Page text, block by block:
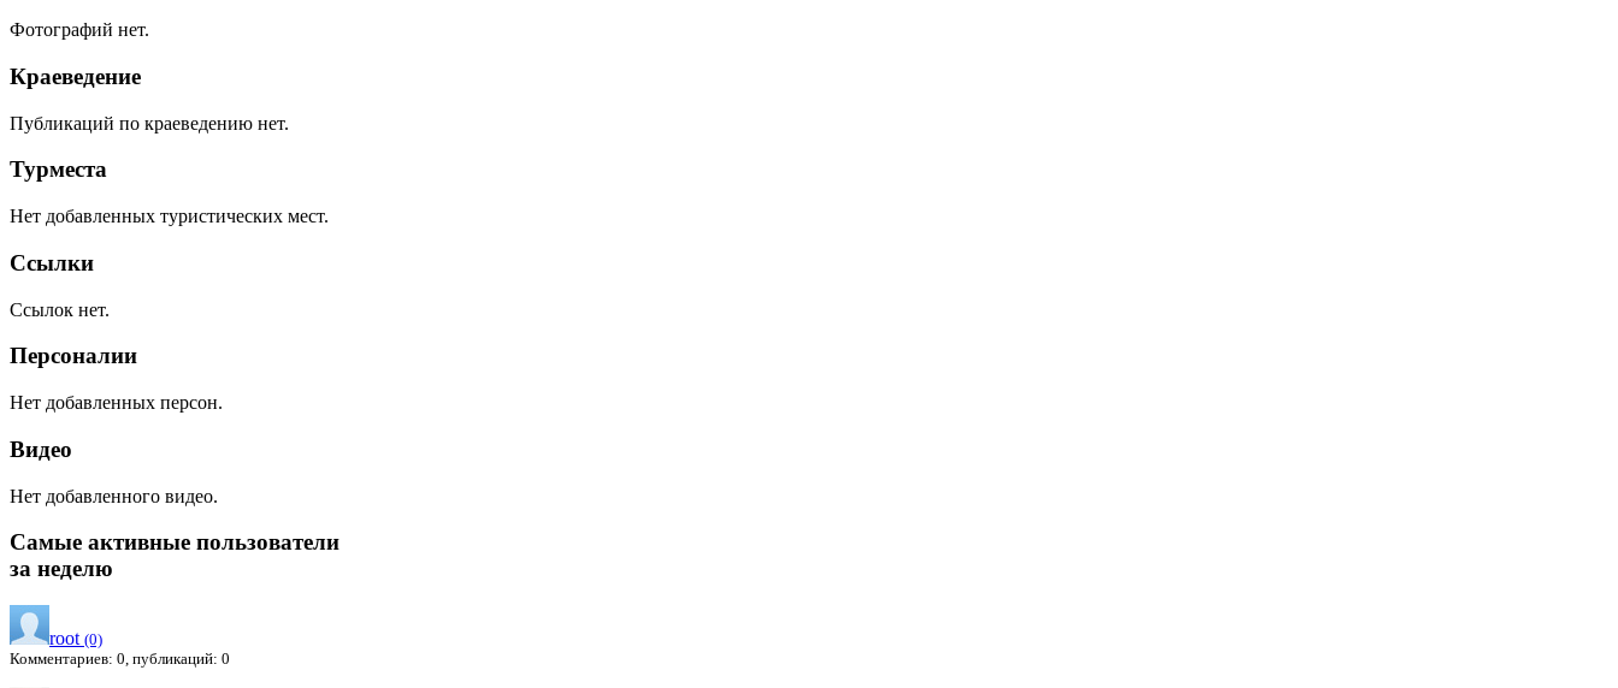
Фотографий нет.
Краеведение
Публикаций по краеведению нет.
Турместа
Нет добавленных туристических мест.
Ссылки
Ссылок нет.
Персоналии
Нет добавленных персон.
Видео
Нет добавленного видео.
Самые активные пользователи
за неделю
root (0)
Комментариев: 0, публикаций: 0